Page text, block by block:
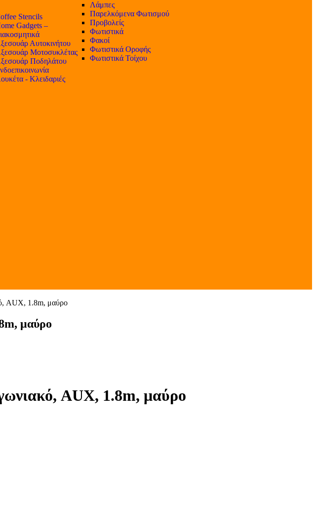
Stencils
Gadgets –
Αυτοκινήτου
Μοτοσυκλέτας
Ποδηλάτου
- Κλειδαριές
Λάμπες
Παρελκόμενα Φωτισμού
Προβολείς
Φωτιστικά
Φακοί
Φωτιστικά Οροφής
Φωτιστικά Τοίχου
AUX, 1.8m, μαύρο
μαύρο
AUX, 1.8m, μαύρο